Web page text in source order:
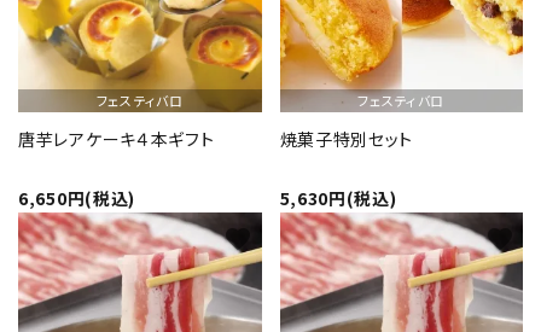
フェスティバロ
唐芋レアケーキ４本ギフト
6,650円(税込)
フェスティバロ
焼菓子特別セット
5,630円(税込)
favorite favorite